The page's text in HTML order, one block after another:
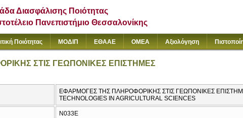
Διασφάλισης Ποιότητας
Πανεπιστήμιο Θεσσαλονίκης
Ποιότητας ΜΟΔΙΠ ΕΘΑΑΕ ΟΜΕΑ Αξιολόγηση
ΣΤΙΣ ΓΕΩΠΟΝΙΚΕΣ ΕΠΙΣΤΗΜΕΣ
ΕΦΑΡΜΟΓΕΣ ΤΗΣ ΠΛΗΡΟΦΟΡΙΚΗΣ ΣΤΙΣ ΓΕΩΠΟΝΙΚΕΣ
TECHNOLOGIES IN AGRICULTURAL SCIENCES
Ν033Ε